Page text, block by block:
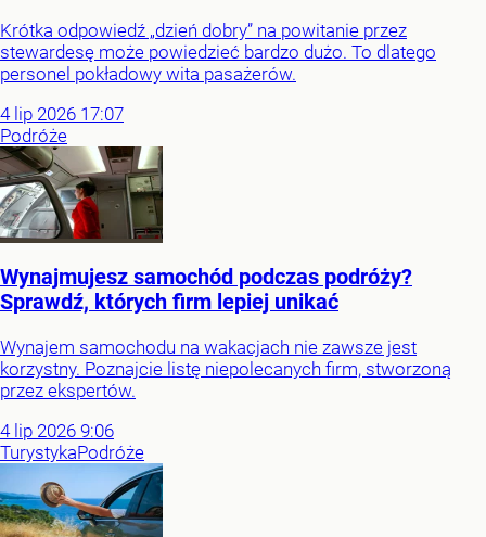
Krótka odpowiedź „dzień dobry” na powitanie przez
stewardesę może powiedzieć bardzo dużo. To dlatego
personel pokładowy wita pasażerów.
4 lip 2026 17:07
Podróże
Wynajmujesz samochód podczas podróży?
Sprawdź, których firm lepiej unikać
Wynajem samochodu na wakacjach nie zawsze jest
korzystny. Poznajcie listę niepolecanych firm, stworzoną
przez ekspertów.
4 lip 2026 9:06
TurystykaPodróże